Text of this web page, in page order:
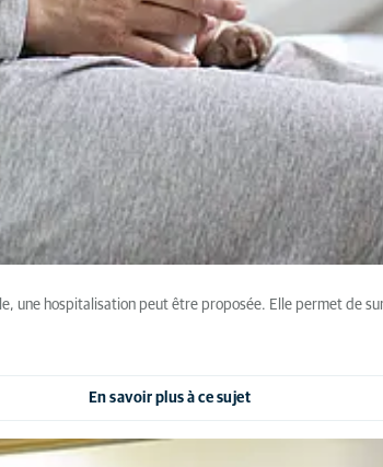
une hospitalisation peut être proposée. Elle permet de
En savoir plus à ce sujet